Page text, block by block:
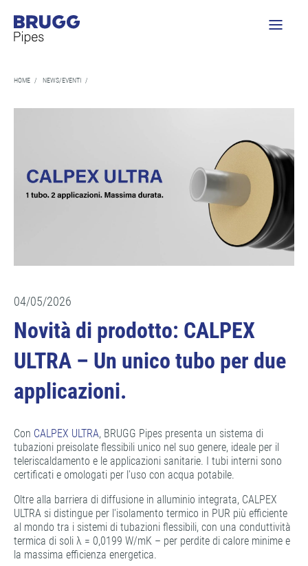
HOME / NEWS/EVENTI /
04/05/2026
Novità di prodotto: CALPEX
ULTRA – Un unico tubo per due
applicazioni.
Con CALPEX ULTRA, BRUGG Pipes presenta un sistema di
tubazioni preisolate flessibili unico nel suo genere, ideale per il
teleriscaldamento e le applicazioni sanitarie. I tubi interni sono
certificati e omologati per l'uso con acqua potabile.
Oltre alla barriera di diffusione in alluminio integrata, CALPEX
ULTRA si distingue per l'isolamento termico in PUR più efficiente
al mondo tra i sistemi di tubazioni flessibili, con una conduttività
termica di soli λ = 0,0199 W/mK – per perdite di calore minime e
la massima efficienza energetica.